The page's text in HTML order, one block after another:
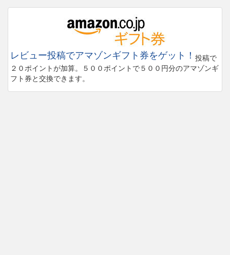
レビュー投稿でアマゾンギフト券をゲット！ 投稿で
２０ポイントが加算。５００ポイントで５００円分のアマゾンギ
フト券と交換できます。